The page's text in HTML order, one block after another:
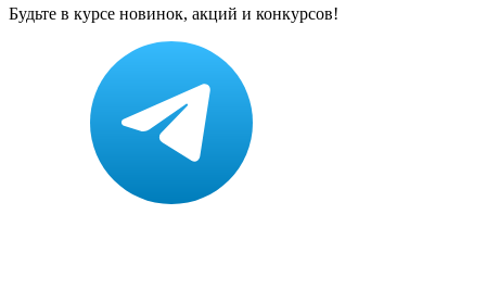
Будьте в курсе новинок, акций и конкурсов!